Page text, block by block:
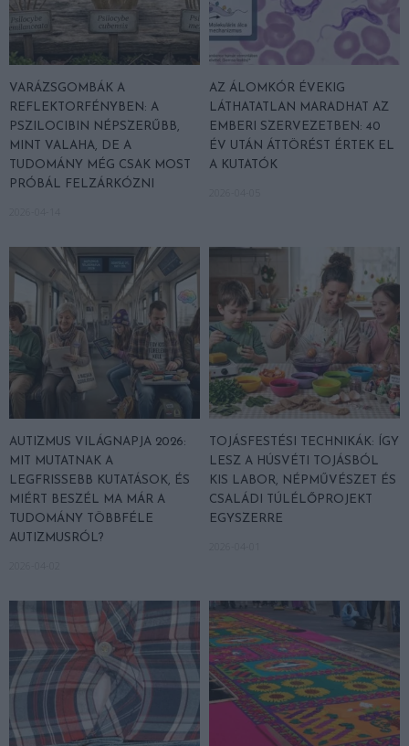
VARÁZSGOMBÁK A
REFLEKTORFÉNYBEN: A
PSZILOCIBIN NÉPSZERŰBB,
MINT VALAHA, DE A
TUDOMÁNY MÉG CSAK MOST
PRÓBÁL FELZÁRKÓZNI
AZ ÁLOMKÓR ÉVEKIG
LÁTHATATLAN MARADHAT AZ
EMBERI SZERVEZETBEN: 40
ÉV UTÁN ÁTTÖRÉST ÉRTEK EL
A KUTATÓK
AUTIZMUS VILÁGNAPJA 2026:
MIT MUTATNAK A
LEGFRISSEBB KUTATÁSOK, ÉS
MIÉRT BESZÉL MA MÁR A
TUDOMÁNY TÖBBFÉLE
AUTIZMUSRÓL?
TOJÁSFESTÉSI TECHNIKÁK: ÍGY
LESZ A HÚSVÉTI TOJÁSBÓL
KIS LABOR, NÉPMŰVÉSZET ÉS
CSALÁDI TÚLÉLŐPROJEKT
EGYSZERRE